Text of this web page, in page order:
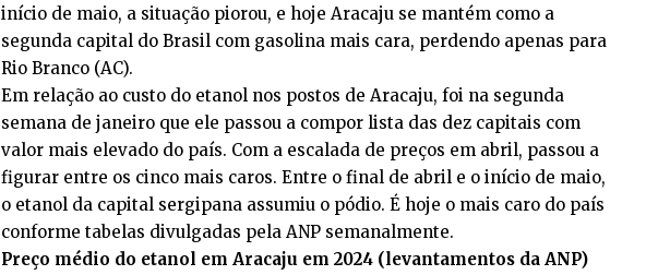
início de maio, a situação piorou, e hoje Aracaju se mantém como a
segunda capital do Brasil com gasolina mais cara, perdendo apenas para
Rio Branco (AC).
Em relação ao custo do etanol nos postos de Aracaju, foi na segunda
semana de janeiro que ele passou a compor lista das dez capitais com
valor mais elevado do país. Com a escalada de preços em abril, passou a
figurar entre os cinco mais caros. Entre o final de abril e o início de maio,
o etanol da capital sergipana assumiu o pódio. É hoje o mais caro do país
conforme tabelas divulgadas pela ANP semanalmente.
Preço médio do etanol em Aracaju em 2024 (levantamentos da ANP)